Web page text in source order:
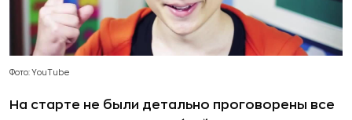
Фото: YouTube
На старте не были детально проговорены все